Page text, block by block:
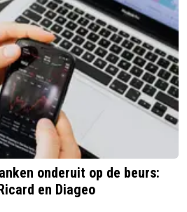
onderuit op de beurs:
en Diageo